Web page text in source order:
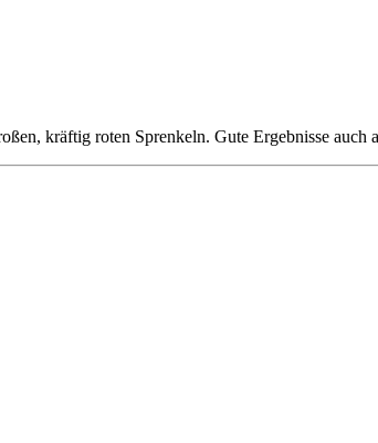
kräftig roten Sprenkeln. Gute Ergebnisse